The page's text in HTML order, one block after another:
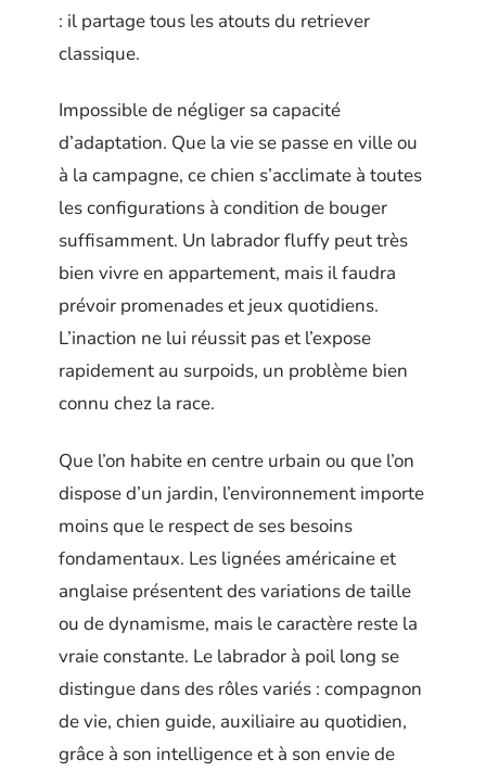
: il partage tous les atouts du retriever
classique.
Impossible de négliger sa capacité
d’adaptation. Que la vie se passe en ville ou
à la campagne, ce chien s’acclimate à toutes
les configurations à condition de bouger
suffisamment. Un labrador fluffy peut très
bien vivre en appartement, mais il faudra
prévoir promenades et jeux quotidiens.
L’inaction ne lui réussit pas et l’expose
rapidement au surpoids, un problème bien
connu chez la race.
Que l’on habite en centre urbain ou que l’on
dispose d’un jardin, l’environnement importe
moins que le respect de ses besoins
fondamentaux. Les lignées américaine et
anglaise présentent des variations de taille
ou de dynamisme, mais le caractère reste la
vraie constante. Le labrador à poil long se
distingue dans des rôles variés : compagnon
de vie, chien guide, auxiliaire au quotidien,
grâce à son intelligence et à son envie de